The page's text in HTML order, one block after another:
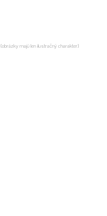
(obrázky majú len ilustračný charakter)